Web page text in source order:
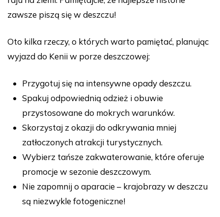
zawsze piszą się w deszczu!
Oto kilka rzeczy, o których warto pamiętać, planując
wyjazd do Kenii w porze deszczowej:
Przygotuj się na intensywne opady deszczu.
Spakuj odpowiednią odzież i obuwie
przystosowane do mokrych warunków.
Skorzystaj z okazji do odkrywania mniej
zatłoczonych atrakcji turystycznych.
Wybierz tańsze zakwaterowanie, które oferuje
promocje w sezonie deszczowym.
Nie zapomnij o aparacie – krajobrazy w deszczu
są niezwykle fotogeniczne!